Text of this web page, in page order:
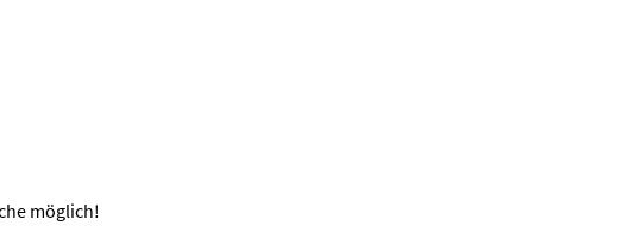
möglich!